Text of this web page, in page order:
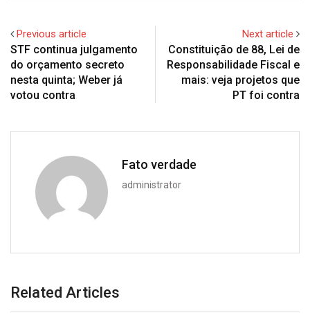
Previous article
STF continua julgamento
do orçamento secreto
nesta quinta; Weber já
votou contra
Next article
Constituição de 88, Lei de
Responsabilidade Fiscal e
mais: veja projetos que
PT foi contra
Fato verdade
administrator
Related Articles